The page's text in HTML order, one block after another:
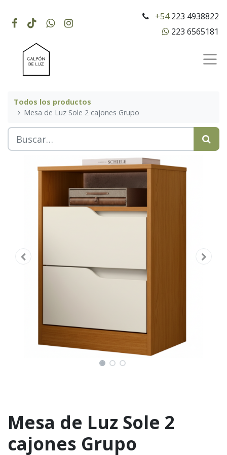
+54223 4938822
223 6565181
Todos los productos
Mesa de Luz Sole 2 cajones Grupo
Mesa de Luz Sole 2
cajones Grupo